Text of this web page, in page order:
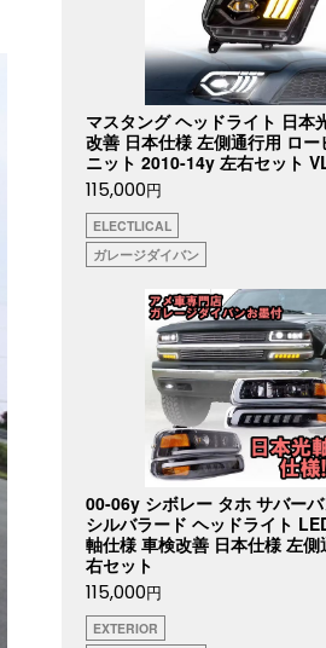
マスタング ヘッドライト 日本
改善 日本仕様 左側通行用 ロー
ニット 2010-14y 左右セット
115,000円
ELECTLICAL
ガレージダイバン
00-06y シボレー タホ サバー
シルバラード ヘッドライト
軸仕様 車検改善 日本仕様 左側
右セット
115,000円
EXTERIOR